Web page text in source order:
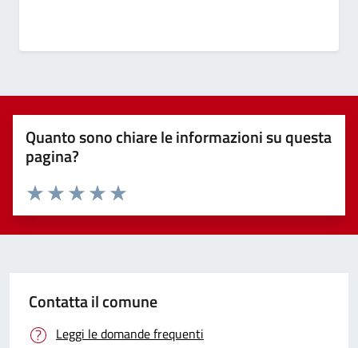
Quanto sono chiare le informazioni su questa
pagina?
Valuta 5 stelle su 5
Valuta 4 stelle su 5
Valuta 3 stelle su 5
Valuta 2 stelle su 5
Valuta 1 stelle su 5
Contatta il comune
Leggi le domande frequenti